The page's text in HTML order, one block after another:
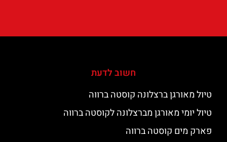
חשוב לדעת
טיול מאורגן ברצלונה קוסטה ברווה
טיול יומי מאורגן מברצלונה לקוסטה ברווה
פארק מים קוסטה ברווה